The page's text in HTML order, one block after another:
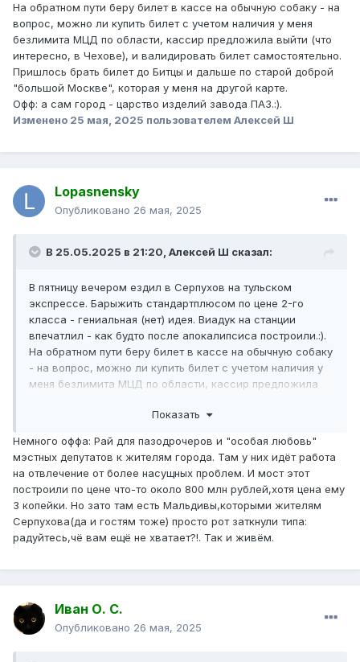
На обратном пути беру билет в кассе на обычную собаку - на
вопрос, можно ли купить билет с учетом наличия у меня
безлимита МЦД по области, кассир предложила выйти (что
интересно, в Чехове), и валидировать билет самостоятельно.
Пришлось брать билет до Битцы и дальше по старой доброй
"большой Москве", которая у меня на другой карте.
Офф: а сам город - царство изделий завода ПАЗ.:).
Изменено 25 мая, 2025 пользователем Алексей Ш
Lopasnensky
Опубликовано 26 мая, 2025
В 25.05.2025 в 21:20, Алексей Ш сказал:
В пятницу вечером ездил в Серпухов на тульском
экспрессе. Барыжить стандартплюсом по цене 2-го
класса - гениальная (нет) идея. Виадук на станции
впечатлил - как будто после апокалипсиса построили.:).
На обратном пути беру билет в кассе на обычную собаку
- на вопрос, можно ли купить билет с учетом наличия у
меня безлимита МЦД по области, кассир предложила
самостоятельно. Пришлось брать билет до Битцы и
меня на другой карте.
Офф: а сам город - царство изделий завода ПАЗ.:).
Показать
Немного оффа: Рай для пазодрочеров и "особая любовь"
мэстных депутатов к жителям города. Там у них идёт работа
на отвлечение от более насущных проблем. И мост этот
построили по цене что-то около 800 млн рублей,хотя цена ему
3 копейки. Но зато там есть Мальдивы,которыми жителям
Серпухова(да и гостям тоже) просто рот заткнули типа:
радуйтесь,чё вам ещё не хватает?!. Так и живём.
Иван О. С.
Опубликовано 26 мая, 2025